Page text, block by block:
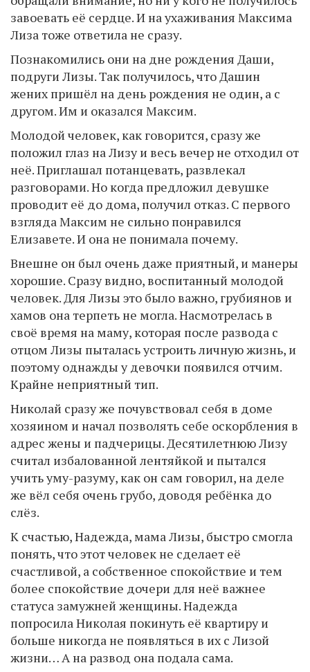
завоевать её сердце. И на ухаживания Максима
Лиза тоже ответила не сразу.
Познакомились они на дне рождения Даши,
подруги Лизы. Так получилось, что Дашин
жених пришёл на день рождения не один, а с
другом. Им и оказался Максим.
Молодой человек, как говорится, сразу же
положил глаз на Лизу и весь вечер не отходил от
неё. Приглашал потанцевать, развлекал
разговорами. Но когда предложил девушке
проводит её до дома, получил отказ. С первого
взгляда Максим не сильно понравился
Елизавете. И она не понимала почему.
Внешне он был очень даже приятный, и манеры
хорошие. Сразу видно, воспитанный молодой
человек. Для Лизы это было важно, грубиянов и
хамов она терпеть не могла. Насмотрелась в
своё время на маму, которая после развода с
отцом Лизы пыталась устроить личную жизнь, и
поэтому однажды у девочки появился отчим.
Крайне неприятный тип.
Николай сразу же почувствовал себя в доме
хозяином и начал позволять себе оскорбления в
адрес жены и падчерицы. Десятилетнюю Лизу
считал избалованной лентяйкой и пытался
учить уму-разуму, как он сам говорил, на деле
же вёл себя очень грубо, доводя ребёнка до
слёз.
К счастью, Надежда, мама Лизы, быстро смогла
понять, что этот человек не сделает её
счастливой, а собственное спокойствие и тем
более спокойствие дочери для неё важнее
статуса замужней женщины. Надежда
попросила Николая покинуть её квартиру и
больше никогда не появляться в их с Лизой
жизни… А на развод она подала сама.